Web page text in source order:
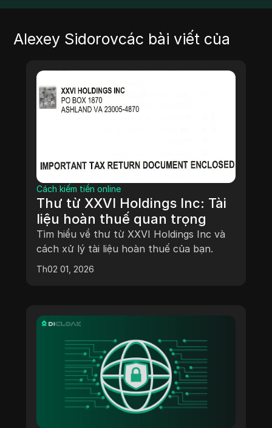
Alexey Sidorovcác bài viết của
Cách kiếm tiền online
Thư từ XXVI Holdings Inc: Tài
liệu hoàn thuế quan trọng
Tìm hiểu về thư từ XXVI Holdings Inc và
cách xử lý tài liệu hoàn thuế của bạn.
Th02 01, 2026